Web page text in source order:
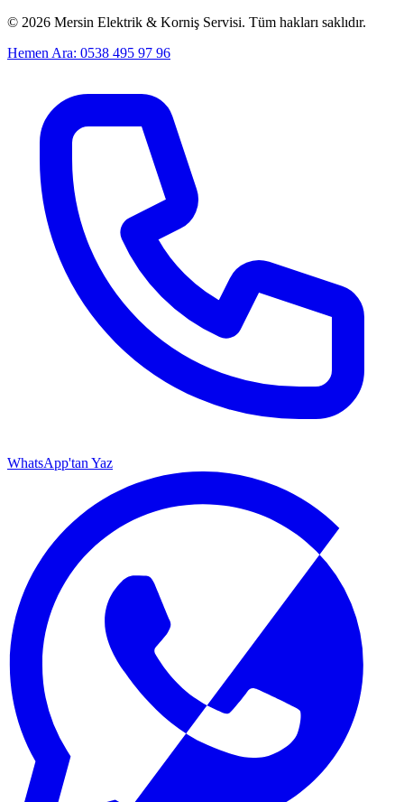
© 2026 Mersin Elektrik & Korniş Servisi. Tüm hakları saklıdır.
Hemen Ara: 0538 495 97 96
WhatsApp'tan Yaz